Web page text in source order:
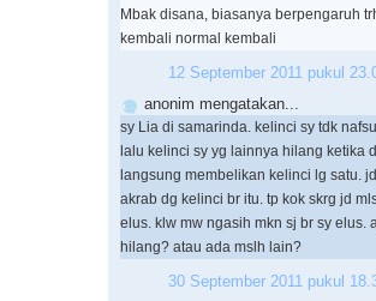
Mbak disana, biasanya berpengaruh
kembali normal kembali
12 September 2011 pukul
anonim mengatakan...
sy Lia di samarinda. kelinci sy tdk
lalu kelinci sy yg lainnya hilang ketika
langsung membelikan kelinci lg satu.
akrab dg kelinci br itu. tp kok skrg jd
elus. klw mw ngasih mkn sj br sy elus.
hilang? atau ada mslh lain?
30 September 2011 pukul